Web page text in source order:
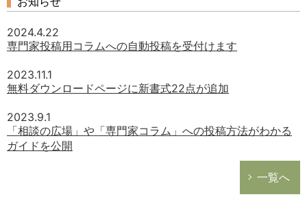
2024.4.22
専門家投稿用コラムへの自動投稿を受付けます
2023.11.1
無料ダウンロードページに新書式22点が追加
2023.9.1
「相談の広場」や「専門家コラム」への投稿方法がわかる
ガイドを公開
一覧へ